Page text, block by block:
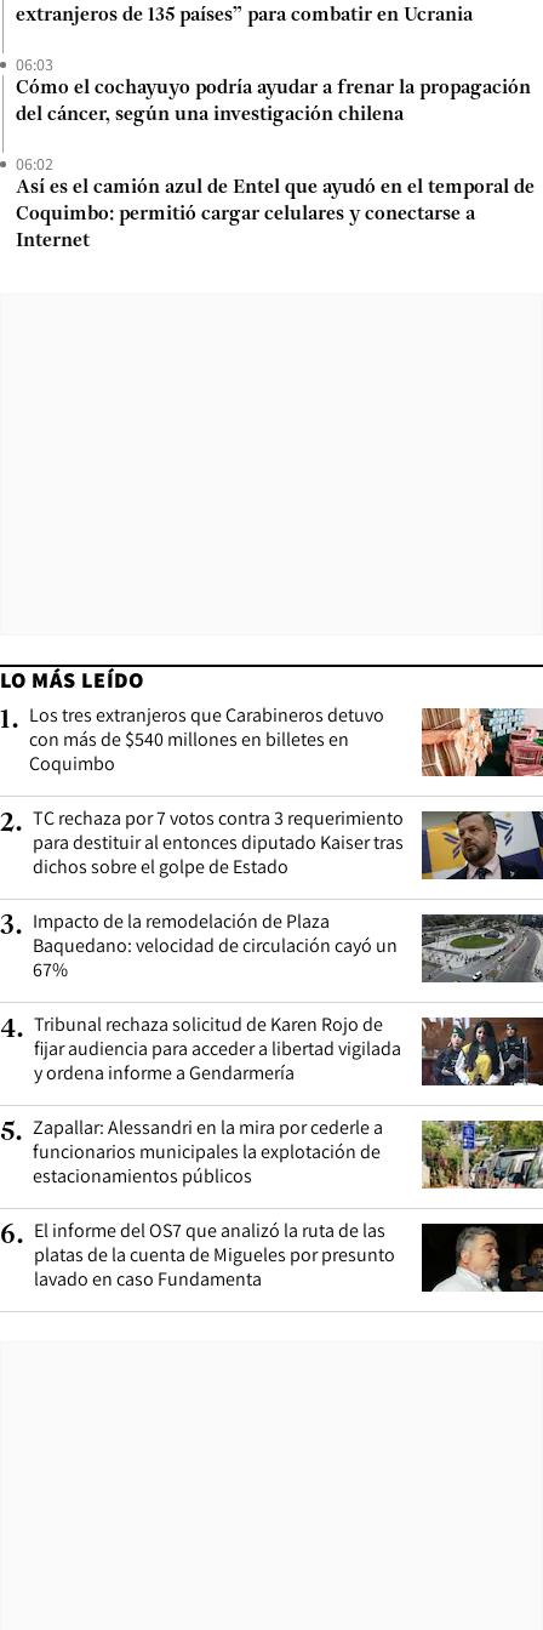
extranjeros de 135 países” para combatir en Ucrania
06:03
Cómo el cochayuyo podría ayudar a frenar la propagación
del cáncer, según una investigación chilena
06:02
Así es el camión azul de Entel que ayudó en el temporal de
Coquimbo: permitió cargar celulares y conectarse a
Internet
LO MÁS LEÍDO
1. Los tres extranjeros que Carabineros detuvo
con más de $540 millones en billetes en
Coquimbo
2. TC rechaza por 7 votos contra 3 requerimiento
para destituir al entonces diputado Kaiser tras
dichos sobre el golpe de Estado
3. Impacto de la remodelación de Plaza
Baquedano: velocidad de circulación cayó un
67%
4. Tribunal rechaza solicitud de Karen Rojo de
fijar audiencia para acceder a libertad vigilada
y ordena informe a Gendarmería
5. Zapallar: Alessandri en la mira por cederle a
funcionarios municipales la explotación de
estacionamientos públicos
6. El informe del OS7 que analizó la ruta de las
platas de la cuenta de Migueles por presunto
lavado en caso Fundamenta